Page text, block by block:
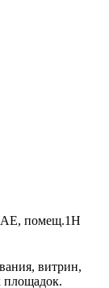
АЕ, помещ.1Н
витрин,
площадок.